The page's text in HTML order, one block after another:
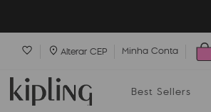
Alterar CEP Minha Conta
Best Sellers